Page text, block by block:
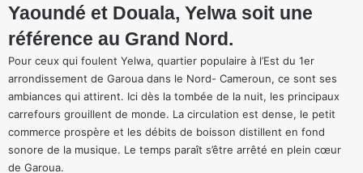
Yaoundé et Douala, Yelwa soit une
référence au Grand Nord.
Pour ceux qui foulent Yelwa, quartier populaire à l’Est du 1er
arrondissement de Garoua dans le Nord- Cameroun, ce sont ses
ambiances qui attirent. Ici dès la tombée de la nuit, les principaux
carrefours grouillent de monde. La circulation est dense, le petit
commerce prospère et les débits de boisson distillent en fond
sonore de la musique. Le temps paraît s’être arrêté en plein cœur
de Garoua.